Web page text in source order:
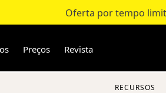
Oferta por tempo
Preços Revista
RECURSOS